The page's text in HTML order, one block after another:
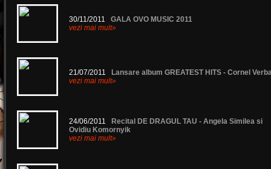
30/11/2011
GALA OVO MUSIC 2011
vezi mai mult»
21/07/2011
Lansare album GREATEST HITS - Cornel
vezi mai mult»
24/06/2011
Recital DE DRAGUL TAU - Angela Similea si
Ovidiu Komornyik
vezi mai mult»